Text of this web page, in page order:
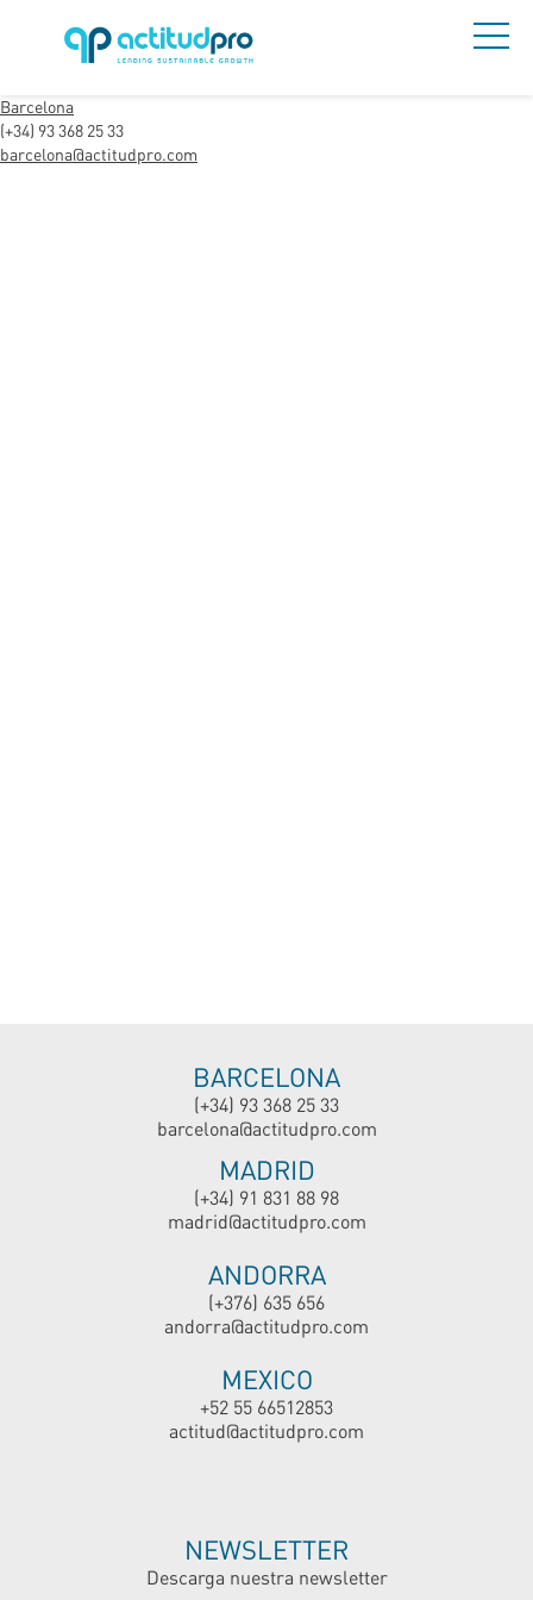
Barcelona
(+34) 93 368 25 33
barcelona@actitudpro.com
BARCELONA
(+34) 93 368 25 33
barcelona@actitudpro.com
MADRID
(+34) 91 831 88 98
madrid@actitudpro.com
ANDORRA
(+376) 635 656
andorra@actitudpro.com
MEXICO
+52 55 66512853
actitud@actitudpro.com
NEWSLETTER
Descarga nuestra newsletter